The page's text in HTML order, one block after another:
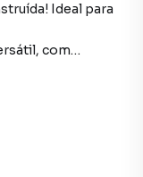
Ideal para
com
Vila Formosa,
ou para